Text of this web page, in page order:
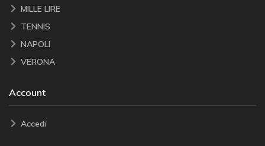
MILLE LIRE
TENNIS
NAPOLI
VERONA
Account
Accedi